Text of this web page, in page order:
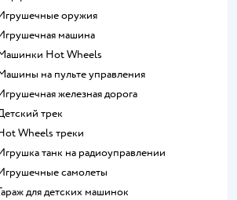
Игрушечные оружия
Игрушечная машина
Машинки Hot Wheels
Машины на пульте управления
Игрушечная железная дорога
Детский трек
Hot Wheels треки
Игрушка танк на радиоуправлении
Игрушечные самолеты
Гараж для детских машинок